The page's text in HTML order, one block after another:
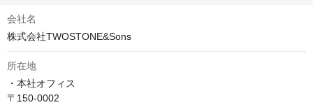
会社名
株式会社TWOSTONE&Sons
所在地
・本社オフィス
〒150-0002